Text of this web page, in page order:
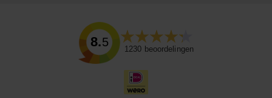
8.5
1230 beoordelingen